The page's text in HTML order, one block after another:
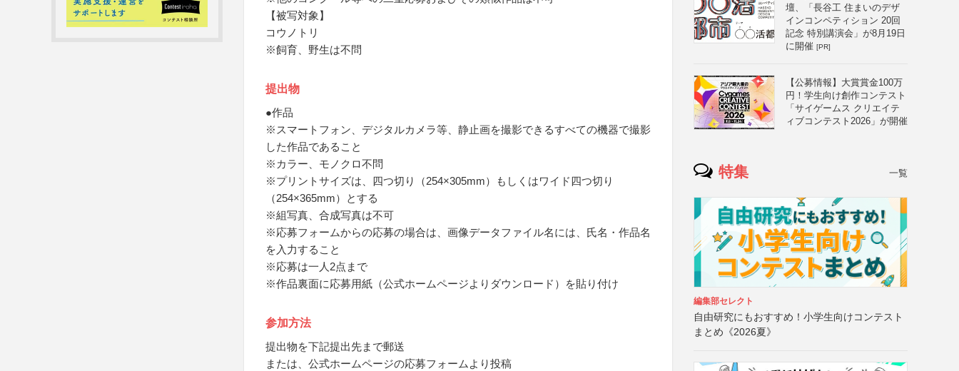
【被写対象】
コウノトリ
※飼育、野生は不問
提出物
●作品
※スマートフォン、デジタルカメラ等、静止画を撮影できるすべての機器で撮影
した作品であること
※カラー、モノクロ不問
※プリントサイズは、四つ切り（254×305mm）もしくはワイド四つ切り
（254×365mm）とする
※組写真、合成写真は不可
※応募フォームからの応募の場合は、画像データファイル名には、氏名・作品名
を入力すること
※応募は一人2点まで
※作品裏面に応募用紙（公式ホームページよりダウンロード）を貼り付け
参加方法
提出物を下記提出先まで郵送
または、公式ホームページの応募フォームより投稿
壇、「長谷工 住まいのデザ
インコンペティション 20回
記念 特別講演会」が8月19日
に開催 [PR]
【公募情報】大賞賞金100万
円！学生向け創作コンテスト
「サイゲームス クリエイテ
ィブコンテスト2026」が開催
特集 一覧
編集部セレクト
自由研究にもおすすめ！小学生向けコンテスト
まとめ《2026夏》